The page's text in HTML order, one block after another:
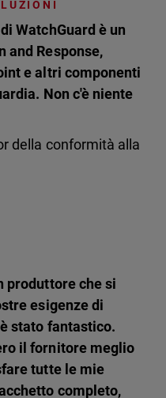
WatchGuard è un
and Response,
e altri componenti
Non c'è niente
della conformità alla
produttore che si
esigenze di
stato fantastico.
il fornitore meglio
tutte le mie
completo,